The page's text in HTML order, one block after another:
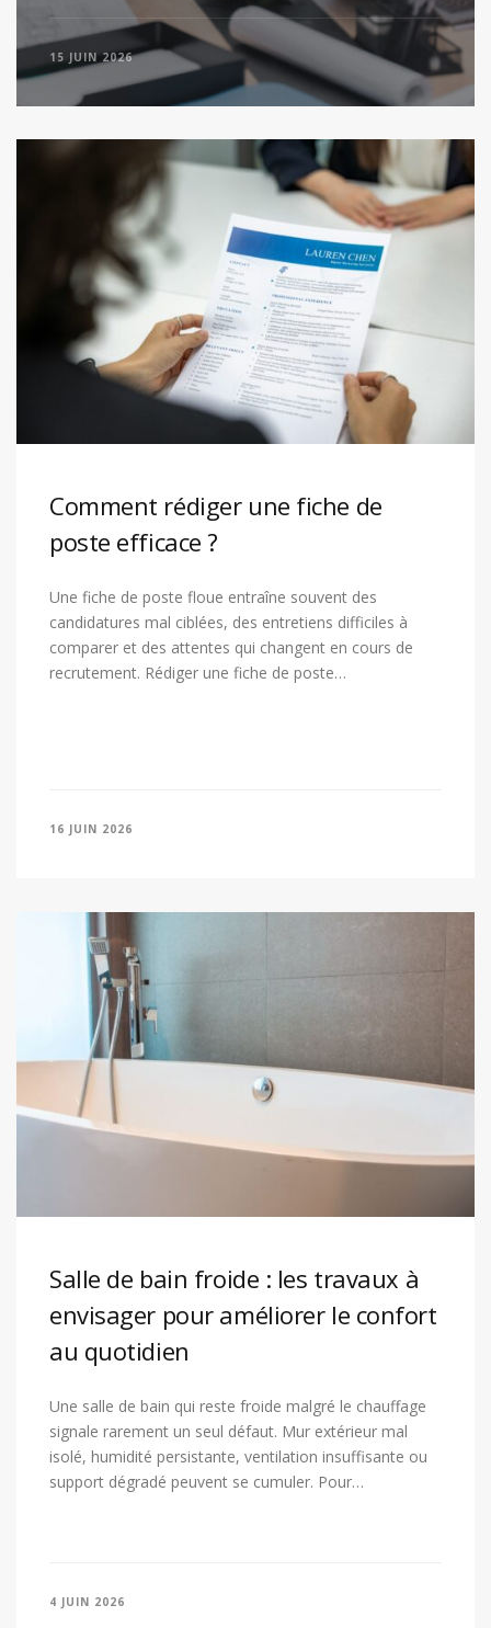
15 JUIN 2026
Comment rédiger une fiche de
poste efficace ?
Une fiche de poste floue entraîne souvent des
candidatures mal ciblées, des entretiens difficiles à
comparer et des attentes qui changent en cours de
recrutement. Rédiger une fiche de poste…
16 JUIN 2026
Salle de bain froide : les travaux à
envisager pour améliorer le confort
au quotidien
Une salle de bain qui reste froide malgré le chauffage
signale rarement un seul défaut. Mur extérieur mal
isolé, humidité persistante, ventilation insuffisante ou
support dégradé peuvent se cumuler. Pour…
4 JUIN 2026